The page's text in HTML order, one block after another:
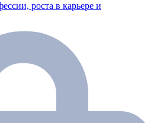
роста в карьере и